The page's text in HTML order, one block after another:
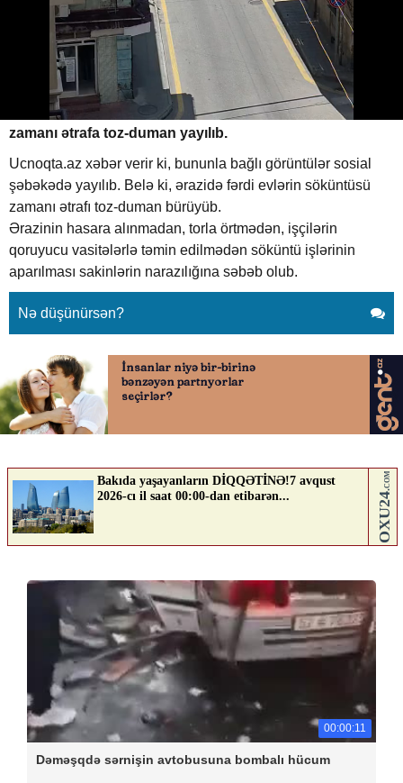
26.05.2026
UCNOQTA.AZ ABUNƏ OL
Paytaxtın Zərgərpalan küçəsində aparılan söküntü işlər
zamanı ətrafa toz-duman yayılıb.
Ucnoqta.az xəbər verir ki, bununla bağlı görüntülər sosial
şəbəkədə yayılıb. Belə ki, ərazidə fərdi evlərin söküntüsü
zamanı ətrafı toz-duman bürüyüb.
Ərazinin hasara alınmadan, torla örtmədən, işçilərin
qoruyucu vasitələrlə təmin edilmədən söküntü işlərinin
aparılması sakinlərin narazılığına səbəb olub.
Nə düşünürsən?
00:00:11
Dəməşqdə sərnişin avtobusuna bombalı hücum